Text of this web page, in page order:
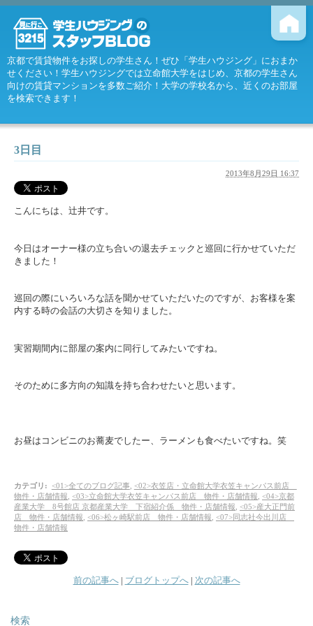
京都で賃貸物件をお探しの学生さん！ぜひ「学生ハウジング」におまか
せください！学生ハウジングでは立命館大学をはじめ、京都の学生さん
向けの賃貸マンションを多数ご紹介！大学の学校名から、近くのお部屋
を検索できます！
3日目
2013年8月29日 16:37
こんにちは、辻井です。
今日はオーナー様の立ち合いの退去チェックと巡回に行かせていただ
きました！
巡回の際にいろいろな話を聞かせていただいたのですが、お客様を案
内する時の会話の大切さを知りました。
実習期間内に部屋の案内に同行してみたいですね。
そのために多方向の知識を持ち合わせたいと思います。
お昼はコンビニのお蕎麦でしたー、ラーメンも食べたいですね。笑
カテゴリ : <01>全てのブログ記事, <02>衣笠店・立命館大学衣笠キャンパス前店
物件・店舗情報
<03>立命館大学衣笠キャンパス前店 物件・店舗情報
<04>京都
産業大学 8号館店 京都産業大学 下宿紹介係 物件・店舗情報
<05>産大正門前
店 物件・店舗情報
<06>松ヶ崎駅前店 物件・店舗情報
<07>同志社今出川店
物件・店舗情報
前の記事へ| ブログトップへ| 次の記事へ
検索